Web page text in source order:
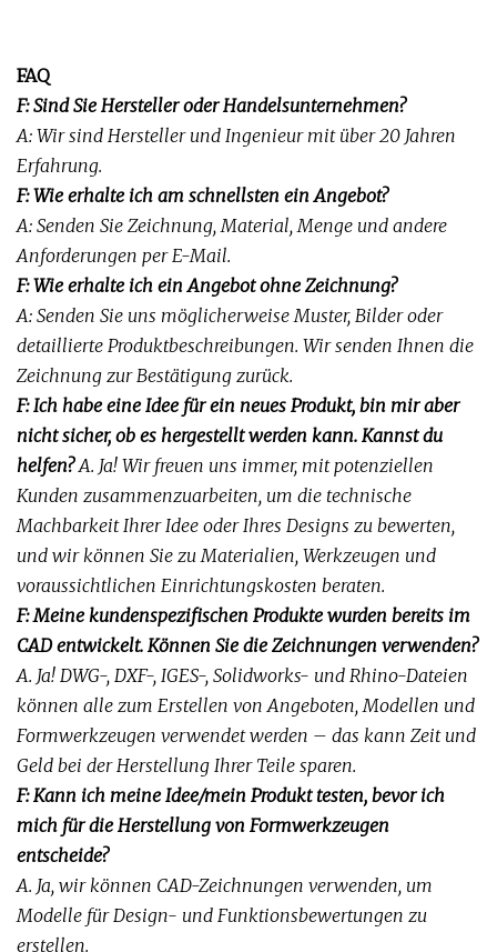
FAQ
F: Sind Sie Hersteller oder Handelsunternehmen?
A: Wir sind Hersteller und Ingenieur mit über 20 Jahren
Erfahrung.
F: Wie erhalte ich am schnellsten ein Angebot?
A: Senden Sie Zeichnung, Material, Menge und andere
Anforderungen per E-Mail.
F: Wie erhalte ich ein Angebot ohne Zeichnung?
A: Senden Sie uns möglicherweise Muster, Bilder oder
detaillierte Produktbeschreibungen. Wir senden Ihnen die
Zeichnung zur Bestätigung zurück.
F: Ich habe eine Idee für ein neues Produkt, bin mir aber
nicht sicher, ob es hergestellt werden kann. Kannst du
helfen?A. Ja! Wir freuen uns immer, mit potenziellen
Kunden zusammenzuarbeiten, um die technische
Machbarkeit Ihrer Idee oder Ihres Designs zu bewerten,
und wir können Sie zu Materialien, Werkzeugen und
voraussichtlichen Einrichtungskosten beraten.
F: Meine kundenspezifischen Produkte wurden bereits im
CAD entwickelt. Können Sie die Zeichnungen verwenden?
A. Ja! DWG-, DXF-, IGES-, Solidworks- und Rhino-Dateien
können alle zum Erstellen von Angeboten, Modellen und
Formwerkzeugen verwendet werden – das kann Zeit und
Geld bei der Herstellung Ihrer Teile sparen.
F: Kann ich meine Idee/mein Produkt testen, bevor ich
mich für die Herstellung von Formwerkzeugen
entscheide?
A. Ja, wir können CAD-Zeichnungen verwenden, um
Modelle für Design- und Funktionsbewertungen zu
erstellen.